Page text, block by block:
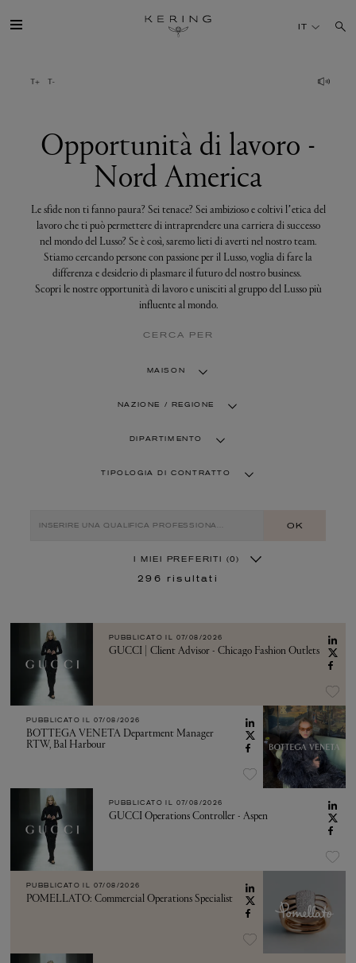
lavoro
TALENTI
SOSTENIBILITÀ
FINANCE
MEDIA
IT
Opportunità di lavoro -
Nord America
Le sfide non ti fanno paura? Sei tenace? Sei ambizioso e coltivi l’etica del
lavoro che ti può permettere di intraprendere una carriera di successo
nel mondo del Lusso? Se è così, saremo lieti di averti nel nostro team.
Stiamo cercando persone con passione per il Lusso, voglia di fare la
differenza e desiderio di plasmare il futuro del nostro business.
Scopri le nostre opportunità di lavoro e unisciti al gruppo del Lusso più
influente al mondo.
CERCA PER
MAISON
NAZIONE / REGIONE
DIPARTIMENTO
TIPOLOGIA DI CONTRATTO
OK
I MIEI PREFERITI (0)
296 risultati
PUBBLICATO IL 07/08/2026
GUCCI | Client Advisor - Chicago Fashion Outlets
PUBBLICATO IL 07/08/2026
BOTTEGA VENETA Department Manager
RTW, Bal Harbour
PUBBLICATO IL 07/08/2026
GUCCI Operations Controller - Aspen
PUBBLICATO IL 07/08/2026
POMELLATO: Commercial Operations Specialist